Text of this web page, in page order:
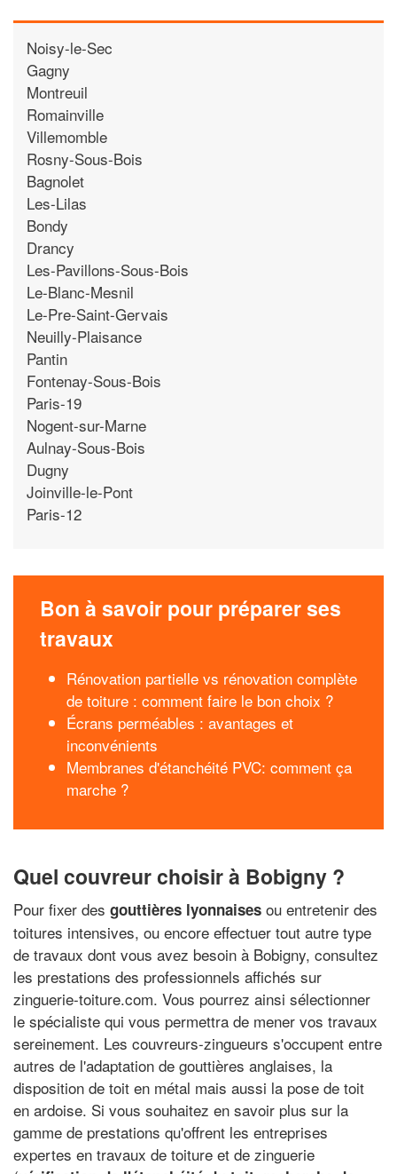
Noisy-le-Sec
Gagny
Montreuil
Romainville
Villemomble
Rosny-Sous-Bois
Bagnolet
Les-Lilas
Bondy
Drancy
Les-Pavillons-Sous-Bois
Le-Blanc-Mesnil
Le-Pre-Saint-Gervais
Neuilly-Plaisance
Pantin
Fontenay-Sous-Bois
Paris-19
Nogent-sur-Marne
Aulnay-Sous-Bois
Dugny
Joinville-le-Pont
Paris-12
Bon à savoir pour préparer ses
travaux
Rénovation partielle vs rénovation complète
de toiture : comment faire le bon choix ?
Écrans perméables : avantages et
inconvénients
Membranes d'étanchéité PVC: comment ça
marche ?
Quel couvreur choisir à Bobigny ?
Pour fixer des gouttières lyonnaises ou entretenir des
toitures intensives, ou encore effectuer tout autre type
de travaux dont vous avez besoin à Bobigny, consultez
les prestations des professionnels affichés sur
zinguerie-toiture.com. Vous pourrez ainsi sélectionner
le spécialiste qui vous permettra de mener vos travaux
sereinement. Les couvreurs-zingueurs s'occupent entre
autres de l'adaptation de gouttières anglaises, la
disposition de toit en métal mais aussi la pose de toit
en ardoise. Si vous souhaitez en savoir plus sur la
gamme de prestations qu'offrent les entreprises
expertes en travaux de toiture et de zinguerie